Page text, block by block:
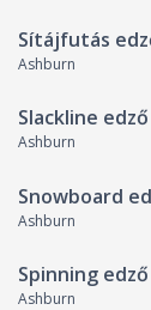
Sítájfutás
Ashburn
Slackline edző
Ashburn
Snowboard
Ashburn
Spinning edző
Ashburn